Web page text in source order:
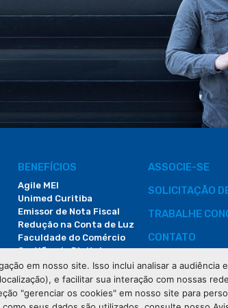
BENEFÍCIOS
Agile MEI
Unimed Curitiba
Emissor de Nota Fiscal
Redução na Conta de Luz
Faculdade do Comércio
Certificado Digital
ASSOCIE-SE
SOLICITAÇÃO
TRABALHE
CONTATO
ÁREA DO
DEMANDAS
em nosso site. Isso inclui analisar a
e facilitar sua interação com nossas
"gerenciar os cookies" em nosso site para